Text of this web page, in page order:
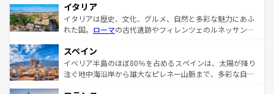
イタリア
イタリアは歴史、文化、グルメ、自然と多彩な魅力にあふ
れた国。 ローマの古代遺跡やフィレンツェのルネッサンス
ろん、トスカーナの美しい田園風景やアマルフィ海岸の絶
景など、自然景観も見逃せない。観光の合間には、本場の
ピザやパスタなど、絶品のイタリア料理を堪能することも
スペイン
イベリア半島のほぼ80％を占めるスペインは、太陽が降り
注ぐ地中海沿岸から雄大なピレネー山脈まで、多彩な自然